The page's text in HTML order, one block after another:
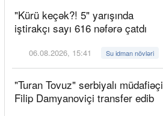
"Kürü keçək?! 5" yarışında
iştirakçı sayı 616 nəfərə çatdı
06.08.2026, 15:41 Su idman növləri
"Turan Tovuz" serbiyalı müdafiəçi
Filip Damyanoviçi transfer edib